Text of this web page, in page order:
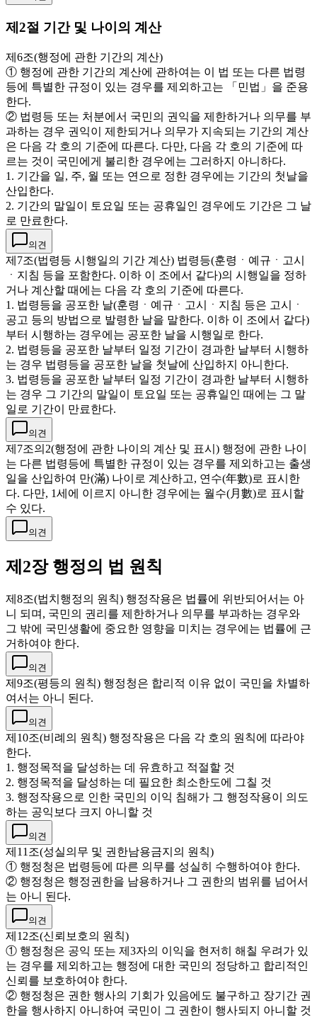
제2절 기간 및 나이의 계산
제6조(행정에 관한 기간의 계산)
① 행정에 관한 기간의 계산에 관하여는 이 법 또는 다른 법령
등에 특별한 규정이 있는 경우를 제외하고는 「민법」을 준용
한다.
② 법령등 또는 처분에서 국민의 권익을 제한하거나 의무를 부
과하는 경우 권익이 제한되거나 의무가 지속되는 기간의 계산
은 다음 각 호의 기준에 따른다. 다만, 다음 각 호의 기준에 따
르는 것이 국민에게 불리한 경우에는 그러하지 아니하다.
1. 기간을 일, 주, 월 또는 연으로 정한 경우에는 기간의 첫날을
산입한다.
2. 기간의 말일이 토요일 또는 공휴일인 경우에도 기간은 그 날
로 만료한다.
의견
제7조(법령등 시행일의 기간 계산) 법령등(훈령ㆍ예규ㆍ고시
ㆍ지침 등을 포함한다. 이하 이 조에서 같다)의 시행일을 정하
거나 계산할 때에는 다음 각 호의 기준에 따른다.
1. 법령등을 공포한 날(훈령ㆍ예규ㆍ고시ㆍ지침 등은 고시ㆍ
공고 등의 방법으로 발령한 날을 말한다. 이하 이 조에서 같다)
부터 시행하는 경우에는 공포한 날을 시행일로 한다.
2. 법령등을 공포한 날부터 일정 기간이 경과한 날부터 시행하
는 경우 법령등을 공포한 날을 첫날에 산입하지 아니한다.
3. 법령등을 공포한 날부터 일정 기간이 경과한 날부터 시행하
는 경우 그 기간의 말일이 토요일 또는 공휴일인 때에는 그 말
일로 기간이 만료한다.
의견
제7조의2(행정에 관한 나이의 계산 및 표시) 행정에 관한 나이
는 다른 법령등에 특별한 규정이 있는 경우를 제외하고는 출생
일을 산입하여 만(滿) 나이로 계산하고, 연수(年數)로 표시한
다. 다만, 1세에 이르지 아니한 경우에는 월수(月數)로 표시할
수 있다.
의견
제2장 행정의 법 원칙
제8조(법치행정의 원칙) 행정작용은 법률에 위반되어서는 아
니 되며, 국민의 권리를 제한하거나 의무를 부과하는 경우와
그 밖에 국민생활에 중요한 영향을 미치는 경우에는 법률에 근
거하여야 한다.
의견
제9조(평등의 원칙) 행정청은 합리적 이유 없이 국민을 차별하
여서는 아니 된다.
의견
제10조(비례의 원칙) 행정작용은 다음 각 호의 원칙에 따라야
한다.
1. 행정목적을 달성하는 데 유효하고 적절할 것
2. 행정목적을 달성하는 데 필요한 최소한도에 그칠 것
3. 행정작용으로 인한 국민의 이익 침해가 그 행정작용이 의도
하는 공익보다 크지 아니할 것
의견
제11조(성실의무 및 권한남용금지의 원칙)
① 행정청은 법령등에 따른 의무를 성실히 수행하여야 한다.
② 행정청은 행정권한을 남용하거나 그 권한의 범위를 넘어서
는 아니 된다.
의견
제12조(신뢰보호의 원칙)
① 행정청은 공익 또는 제3자의 이익을 현저히 해칠 우려가 있
는 경우를 제외하고는 행정에 대한 국민의 정당하고 합리적인
신뢰를 보호하여야 한다.
② 행정청은 권한 행사의 기회가 있음에도 불구하고 장기간 권
한을 행사하지 아니하여 국민이 그 권한이 행사되지 아니할 것